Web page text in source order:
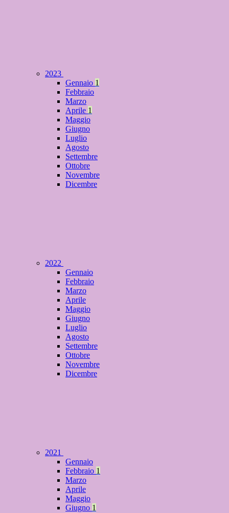
2023
Gennaio 1
Febbraio
Marzo
Aprile 1
Maggio
Giugno
Luglio
Agosto
Settembre
Ottobre
Novembre
Dicembre
2022
Gennaio
Febbraio
Marzo
Aprile
Maggio
Giugno
Luglio
Agosto
Settembre
Ottobre
Novembre
Dicembre
2021
Gennaio
Febbraio 1
Marzo
Aprile
Maggio
Giugno 1